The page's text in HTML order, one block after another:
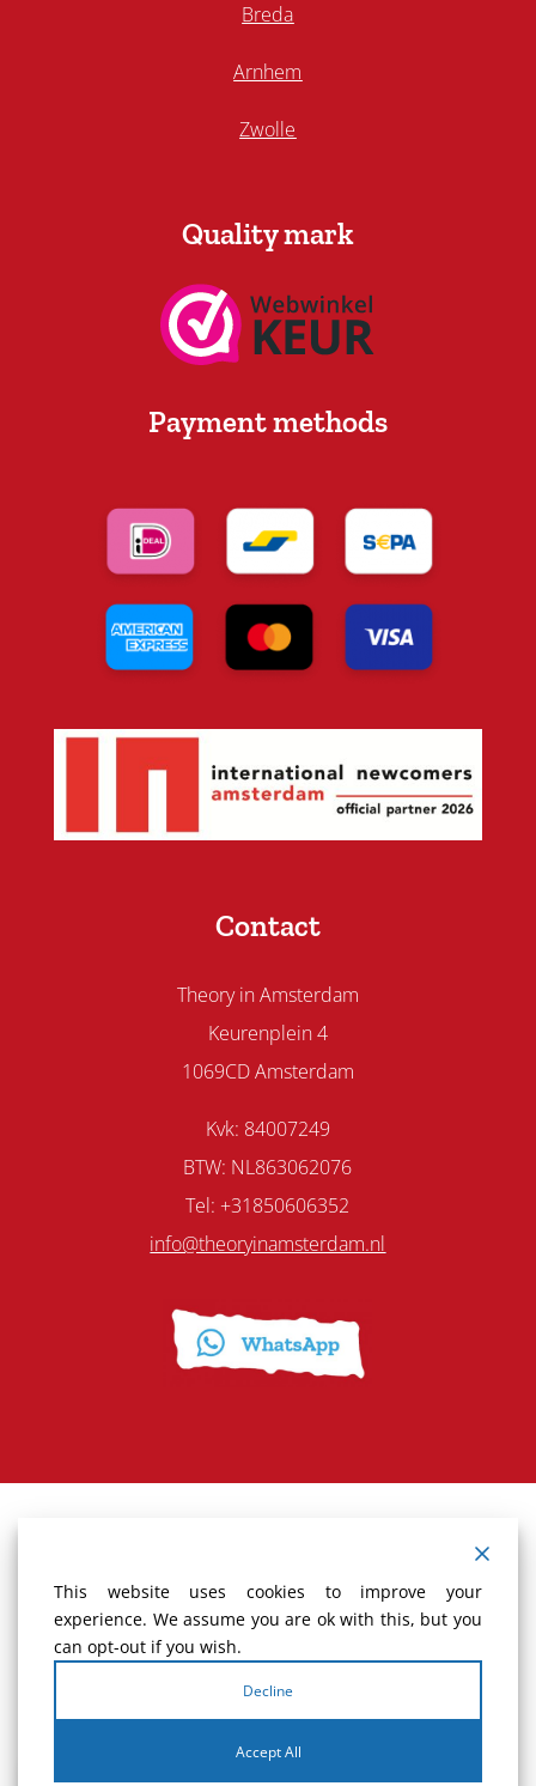
Breda
Arnhem
Zwolle
Quality mark
Payment methods
Contact
Theory in Amsterdam
Keurenplein 4
1069CD Amsterdam
Kvk: 84007249
BTW: NL863062076
Tel: +31850606352
info@theoryinamsterdam.nl
Cancellation policy
Vacancy
Complaints
This website uses cookies to improve your
experience. We assume you are ok with this, but you
can opt-out if you wish.
Decline
Accept All